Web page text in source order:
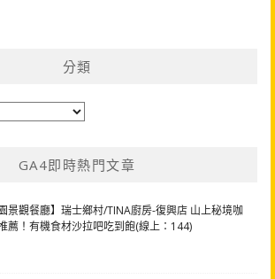
分類
GA4即時熱門文章
園景觀餐廳】瑞士鄉村/TINA廚房-復興店 山上秘境咖
薦！有機食材沙拉吧吃到飽(線上：144)